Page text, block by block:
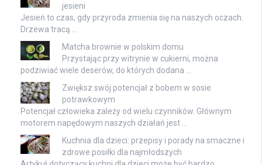
jesieni
Jesień to czas, gdy przyroda zmienia się na naszych oczach.
Drzewa tracą …
Matcha brownie w polskim domu
Przystając przy witrynie w cukierni, można
podziwiać wiele deserów, do których dodana …
Zwiększ swój potencjał z bobem w sosie
potrawkowym
Potencjał człowieka zależy od wielu czynników. Głównym
motorem napędowym naszych działań jest …
Kuchnia dla dzieci: przepisy i porady na smaczne i
zdrowe posiłki dla najmłodszych